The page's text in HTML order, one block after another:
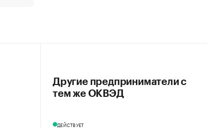
Другие предприниматели с
тем же ОКВЭД
ДЕЙСТВУЕТ